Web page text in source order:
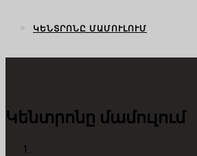
ԿԵՆՏՐՈՆԸ ՄԱՄՈՒԼՈՒՄ
Կենտրոնը մամուլում